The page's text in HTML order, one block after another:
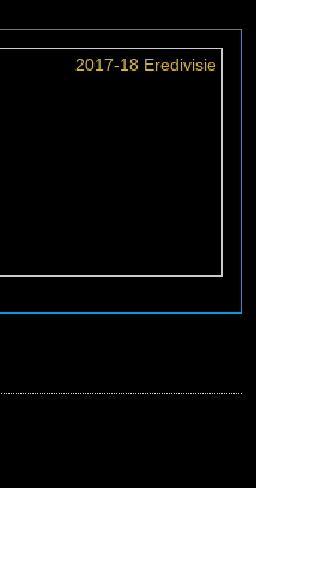
2017-18 Eredivisie